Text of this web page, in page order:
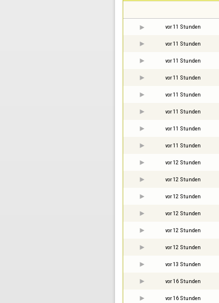
vor 11 Stunden
vor 11 Stunden
vor 11 Stunden
vor 11 Stunden
vor 11 Stunden
vor 11 Stunden
vor 11 Stunden
vor 11 Stunden
vor 12 Stunden
vor 12 Stunden
vor 12 Stunden
vor 12 Stunden
vor 12 Stunden
vor 12 Stunden
vor 13 Stunden
vor 16 Stunden
vor 16 Stunden